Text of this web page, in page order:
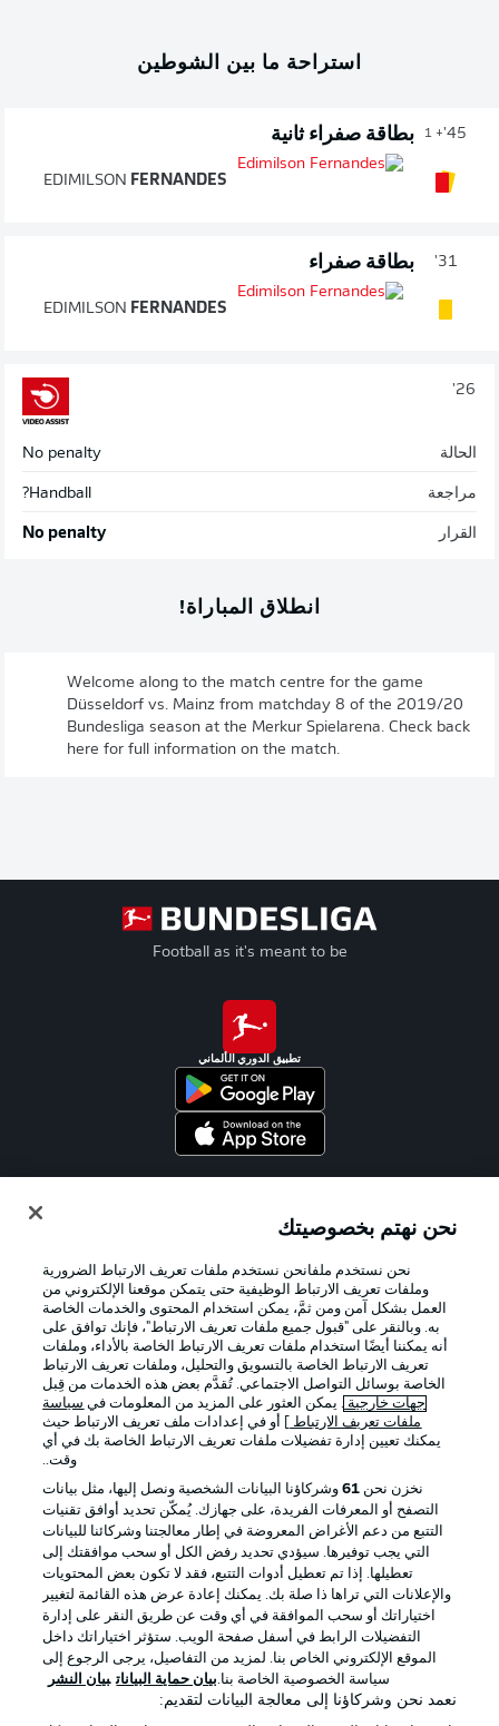
استراحة ما بين الشوطين
45'
+ 1 بطاقة صفراء ثانية
EDIMILSON FERNANDES
31' بطاقة صفراء
EDIMILSON FERNANDES
26'
الحالة No penalty
مراجعة Handball?
القرار No penalty
انطلاق المباراة!
Welcome along to the match centre for the game
Düsseldorf vs. Mainz from matchday 8 of the 2019/20
Bundesliga season at the Merkur Spielarena. Check back
here for full information on the match.
Football as it's meant to be
تطبيق الدوري الألماني
الإعلانات الإخطارات القانونية
شروط الاستخدام القنوات الناقلة
الوظائف جهة النشر
تواصل معنا اللاعبون
نحن نهتم بخصوصيتك
نحن نستخدم ملفانحن نستخدم ملفات تعريف الارتباط الضرورية
وملفات تعريف الارتباط الوظيفية حتى يتمكن موقعنا الإلكتروني من
العمل بشكل آمن ومن ثمَّ، يمكن استخدام المحتوى والخدمات الخاصة
به. وبالنقر على "قبول جميع ملفات تعريف الارتباط"، فإنك توافق على
أنه يمكننا أيضًا استخدام ملفات تعريف الارتباط الخاصة بالأداء، وملفات
تعريف الارتباط الخاصة بالتسويق والتحليل، وملفات تعريف الارتباط
الخاصة بوسائل التواصل الاجتماعي. تُقدَّم بعض هذه الخدمات من قِبل
جهات خارجية . يمكن العثور على المزيد من المعلومات في سياسة
ملفات تعريف الارتباط
] أو في إعدادات ملف تعريف الارتباط حيث
يمكنك تعيين إدارة تفضيلات ملفات تعريف الارتباط الخاصة بك في أي
وقت..
نخزن نحن 61وشركاؤنا البيانات الشخصية ونصل إليها، مثل بيانات
التصفح أو المعرفات الفريدة، على جهازك. يُمكّن تحديد أوافق تقنيات
التتبع من دعم الأغراض المعروضة في إطار معالجتنا وشركائنا للبيانات
التي يجب توفيرها. سيؤدي تحديد رفض الكل أو سحب موافقتك إلى
تعطيلها. إذا تم تعطيل أدوات التتبع، فقد لا تكون بعض المحتويات
والإعلانات التي تراها ذا صلة بك. يمكنك إعادة عرض هذه القائمة لتغيير
اختياراتك أو سحب الموافقة في أي وقت عن طريق النقر على إدارة
التفضيلات الرابط في أسفل صفحة الويب. ستؤثر اختياراتك داخل
الموقع الإلكتروني الخاص بنا. لمزيد من التفاصيل، يرجى الرجوع إلى
سياسة الخصوصية الخاصة بنا.بيان حماية البيانات بيان النشر
نعمد نحن وشركاؤنا إلى معالجة البيانات لتقديم: